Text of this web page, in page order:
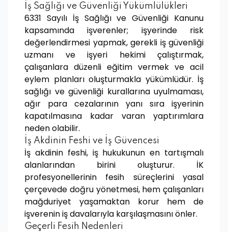
İş Sağlığı ve Güvenliği Yükümlülükleri
6331 Sayılı İş Sağlığı ve Güvenliği Kanunu
kapsamında işverenler; işyerinde risk
değerlendirmesi yapmak, gerekli iş güvenliği
uzmanı ve işyeri hekimi çalıştırmak,
çalışanlara düzenli eğitim vermek ve acil
eylem planları oluşturmakla yükümlüdür. İş
sağlığı ve güvenliği kurallarına uyulmaması,
ağır para cezalarının yanı sıra işyerinin
kapatılmasına kadar varan yaptırımlara
neden olabilir.
İş Akdinin Feshi ve İş Güvencesi
İş akdinin feshi, iş hukukunun en tartışmalı
alanlarından birini oluşturur. İK
profesyonellerinin fesih süreçlerini yasal
çerçevede doğru yönetmesi, hem çalışanları
mağduriyet yaşamaktan korur hem de
işverenin iş davalarıyla karşılaşmasını önler.
Geçerli Fesih Nedenleri